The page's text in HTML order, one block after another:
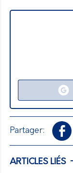
Partager:
ARTICLES LIÉS